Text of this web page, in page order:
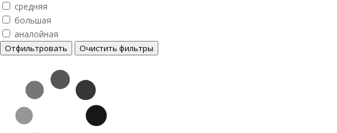
средняя
большая
аналойная
Отфильтровать Очистить фильтры